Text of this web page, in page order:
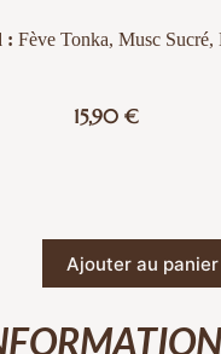
: Fève Tonka, Musc Sucré,
15,90 €
Ajouter au panier